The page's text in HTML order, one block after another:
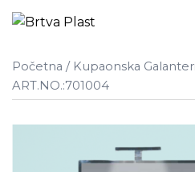
Skip
to
Početna / Kupaonska
ART.NO.:701004